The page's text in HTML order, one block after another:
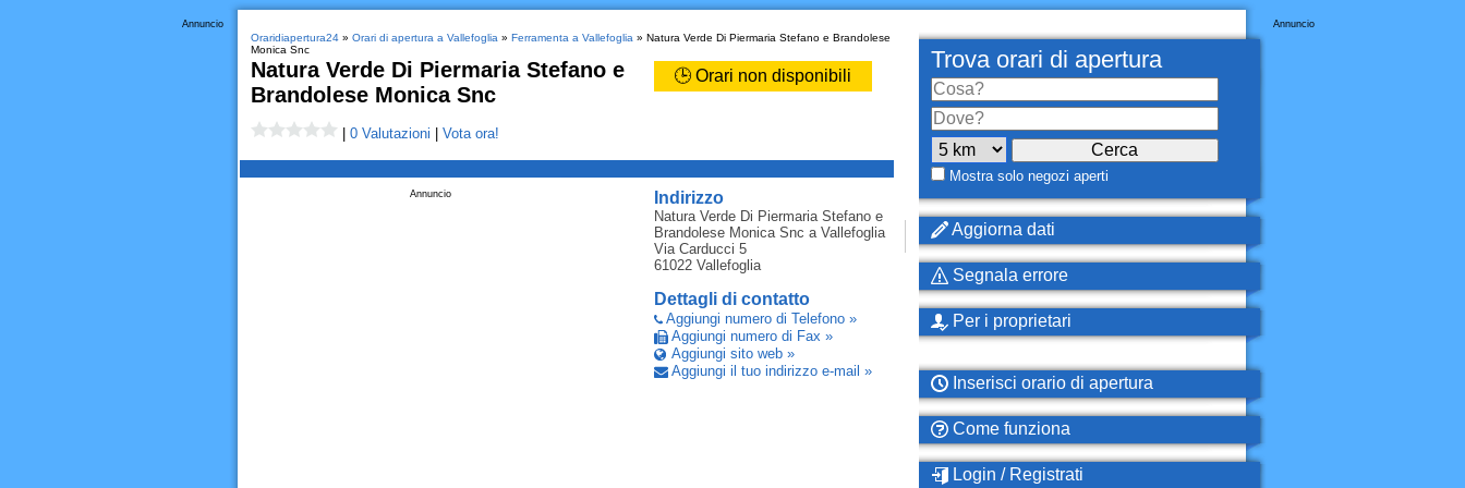
Annuncio
Oraridiapertura24» Orari di apertura a Vallefoglia » Ferramenta a Vallefoglia » Natura Verde Di Piermaria Stefano e Brandolese
Monica Snc
Natura Verde Di Piermaria Stefano e
Brandolese Monica Snc
🕒 Orari non disponibili
0 Valutazioni Vota ora!
Indirizzo
Natura Verde Di Piermaria Stefano e
Brandolese Monica Snc a Vallefoglia
Via Carducci 5
61022 Vallefoglia
Dettagli di contatto
Aggiungi numero di Telefono »
Aggiungi numero di Fax »
Aggiungi sito web »
Aggiungi il tuo indirizzo e-mail »
Annuncio
Annuncio
Trova orari di apertura
Mostra solo negozi aperti
Aggiorna dati
Segnala errore
Per i proprietari
Inserisci orario di apertura
Come funziona
Login / Registrati